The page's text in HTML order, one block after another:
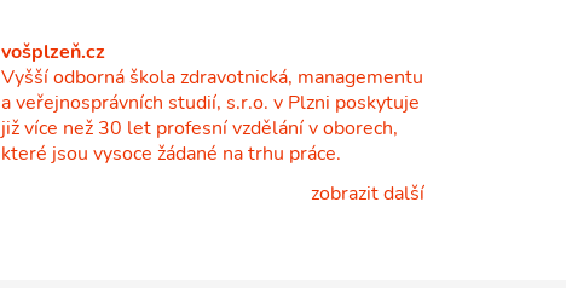
vošplzeň.cz
Vyšší odborná škola zdravotnická, managementu
a veřejnosprávních studií, s.r.o. v Plzni poskytuje
již více než 30 let profesní vzdělání v oborech,
které jsou vysoce žádané na trhu práce.
zobrazit další